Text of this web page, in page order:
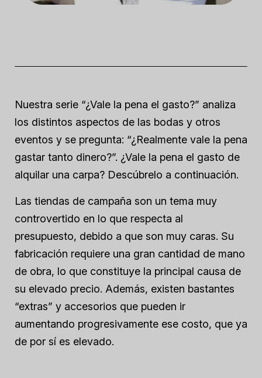
Nuestra serie “¿Vale la pena el gasto?” analiza
los distintos aspectos de las bodas y otros
eventos y se pregunta: “¿Realmente vale la pena
gastar tanto dinero?”. ¿Vale la pena el gasto de
alquilar una carpa? Descúbrelo a continuación.
Las tiendas de campaña son un tema muy
controvertido en lo que respecta al
presupuesto, debido a que son muy caras. Su
fabricación requiere una gran cantidad de mano
de obra, lo que constituye la principal causa de
su elevado precio. Además, existen bastantes
“extras” y accesorios que pueden ir
aumentando progresivamente ese costo, que ya
de por sí es elevado.